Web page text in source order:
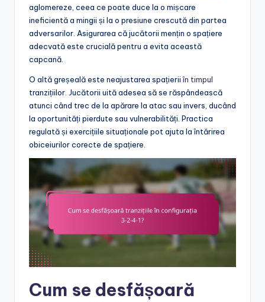
aglomereze, ceea ce poate duce la o mișcare
ineficientă a mingii și la o presiune crescută din partea
adversarilor. Asigurarea că jucătorii mențin o spațiere
adecvată este crucială pentru a evita această
capcană.
O altă greșeală este neajustarea spațieriiîn timpul
tranzițiilor. Jucătorii uită adesea să se răspândească
atunci când trec de la apărare la atac sau invers, ducând
la oportunități pierdute sau vulnerabilități. Practica
regulată și exercițiile situaționale pot ajuta la întărirea
obiceiurilor corecte de spațiere.
Cum se desfășoară